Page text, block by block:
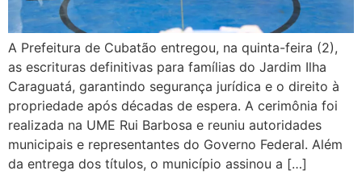
A Prefeitura de Cubatão entregou, na quinta-feira (2),
as escrituras definitivas para famílias do Jardim Ilha
Caraguatá, garantindo segurança jurídica e o direito à
propriedade após décadas de espera. A cerimônia foi
realizada na UME Rui Barbosa e reuniu autoridades
municipais e representantes do Governo Federal. Além
da entrega dos títulos, o município assinou a […]